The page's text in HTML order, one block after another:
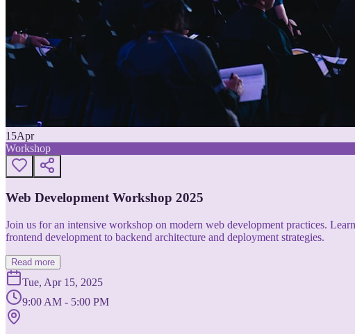
15Apr
Workshop
Web Development Workshop 2025
Join us for an intensive workshop on modern web development practices.
frontend development to backend architecture and deployment strategies.
Read more
Tue, Apr 15, 2025
9:00 AM - 5:00 PM